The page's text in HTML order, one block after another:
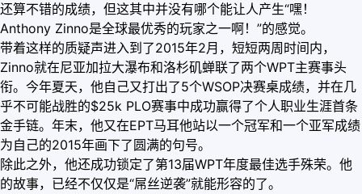
还算不错的成绩，但这其中并没有哪个能让人产生“嘿！
Anthony Zinno是全球最优秀的玩家之一啊！”的感觉。
带着这样的质疑声进入到了2015年2月，短短两周时间内，
Zinno就在尼亚加拉大瀑布和洛杉矶蝉联了两个WPT主赛事头
衔。今年夏天，他自己又打出了5个WSOP决赛桌成绩，并在几
乎不可能战胜的$25k PLO赛事中成功赢得了个人职业生涯首条
金手链。年末，他又在EPT马耳他站以一个冠军和一个亚军成绩
为自己的2015年画下了圆满的句号。
除此之外，他还成功锁定了第13届WPT年度最佳选手殊荣。他
的故事，已经不仅仅是“屌丝逆袭”就能形容的了。